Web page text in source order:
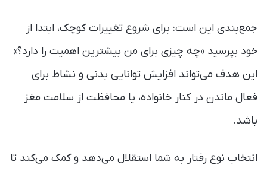
جمع‌بندی این است: برای شروع تغییرات کوچک، ابتدا از
خود بپرسید «چه چیزی برای من بیشترین اهمیت را دارد؟»
این هدف می‌تواند افزایش توانایی بدنی و نشاط برای
فعال ماندن در کنار خانواده، یا محافظت از سلامت مغز
باشد.
انتخاب نوع رفتار به شما استقلال می‌دهد و کمک می‌کند تا